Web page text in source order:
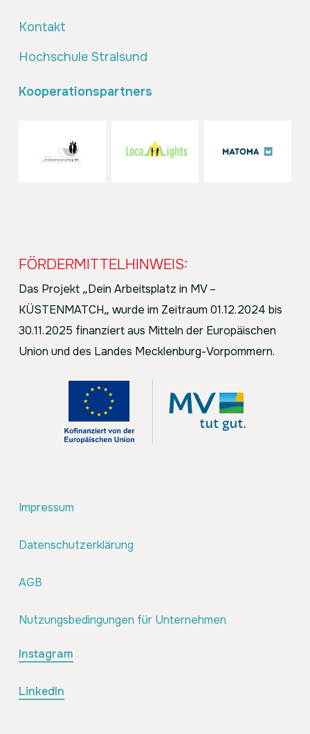
Kontakt
Hochschule Stralsund
Kooperationspartners
FÖRDERMITTELHINWEIS:
Das Projekt „Dein Arbeitsplatz in MV –
KÜSTENMATCH„ wurde im Zeitraum 01.12.2024 bis
30.11.2025 finanziert aus Mitteln der Europäischen
Union und des Landes Mecklenburg-Vorpommern.
Impressum
Datenschutzerklärung
AGB
Nutzungsbedingungen für Unternehmen
Instagram
LinkedIn